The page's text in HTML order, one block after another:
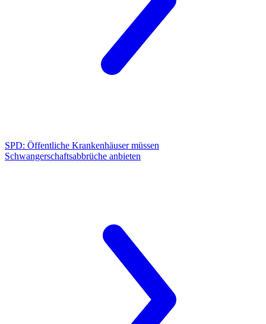
SPD: Öffentliche Krankenhäuser müssen
Schwangerschaftsabbrüche anbieten